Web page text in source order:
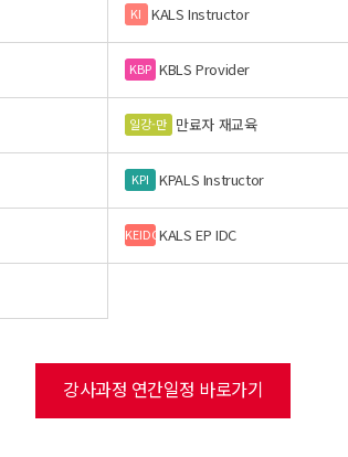
KI KALS Instructor
KBP KBLS Provider
일강-만 만료자 재교육
KPI KPALS Instructor
KEIDCKALS EP IDC
강사과정 연간일정 바로가기